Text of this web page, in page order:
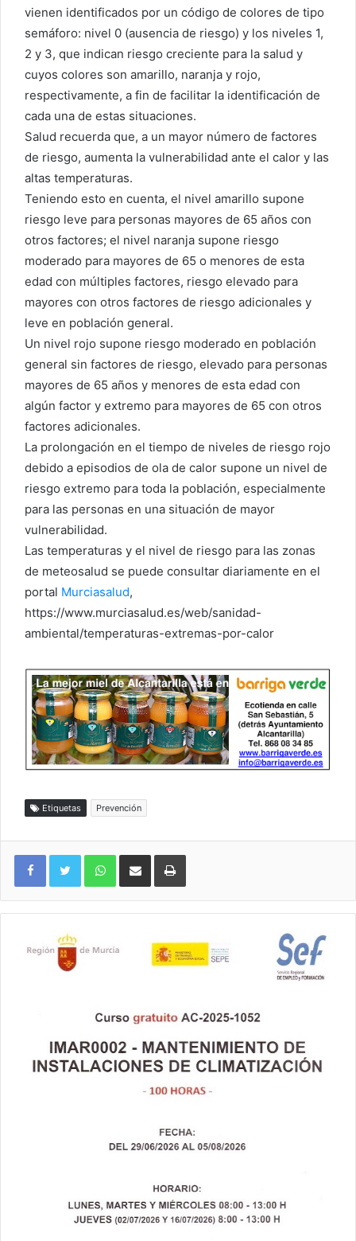
vienen identificados por un código de colores de tipo
semáforo: nivel 0 (ausencia de riesgo) y los niveles 1,
2 y 3, que indican riesgo creciente para la salud y
cuyos colores son amarillo, naranja y rojo,
respectivamente, a fin de facilitar la identificación de
cada una de estas situaciones.
Salud recuerda que, a un mayor número de factores
de riesgo, aumenta la vulnerabilidad ante el calor y las
altas temperaturas.
Teniendo esto en cuenta, el nivel amarillo supone
riesgo leve para personas mayores de 65 años con
otros factores; el nivel naranja supone riesgo
moderado para mayores de 65 o menores de esta
edad con múltiples factores, riesgo elevado para
mayores con otros factores de riesgo adicionales y
leve en población general.
Un nivel rojo supone riesgo moderado en población
general sin factores de riesgo, elevado para personas
mayores de 65 años y menores de esta edad con
algún factor y extremo para mayores de 65 con otros
factores adicionales.
La prolongación en el tiempo de niveles de riesgo rojo
debido a episodios de ola de calor supone un nivel de
riesgo extremo para toda la población, especialmente
para las personas en una situación de mayor
vulnerabilidad.
Las temperaturas y el nivel de riesgo para las zonas
de meteosalud se puede consultar diariamente en el
portal Murciasalud,
https://www.murciasalud.es/web/sanidad-
ambiental/temperaturas-extremas-por-calor
Etiquetas Prevención
WhatsAppCompartir por correo electrónicoImprimir